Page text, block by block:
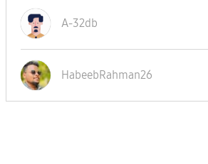
A-32db
HabeebRahman26